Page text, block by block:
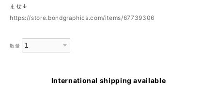
ませ↓
https://store.bondgraphics.com/items/67739306
数量
International shipping available